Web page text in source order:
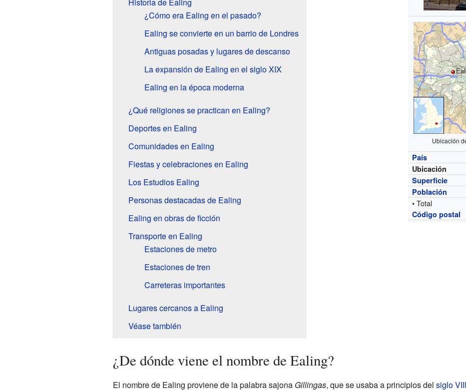
Ubicación
País
Ubicación
Superficie
Población
• Total
Código postal
¿Cómo era Ealing en el pasado?
Ealing se convierte en un barrio de Londres
Antiguas posadas y lugares de descanso
La expansión de Ealing en el siglo XIX
Ealing en la época moderna
¿Qué religiones se practican en Ealing?
Deportes en Ealing
Comunidades en Ealing
Fiestas y celebraciones en Ealing
Los Estudios Ealing
Personas destacadas de Ealing
Ealing en obras de ficción
Transporte en Ealing
Estaciones de metro
Estaciones de tren
Carreteras importantes
Lugares cercanos a Ealing
Véase también
¿De dónde viene el nombre de Ealing?
El nombre de Ealing proviene de la palabra sajona Gillingas, que se usaba a principios del siglo VIII